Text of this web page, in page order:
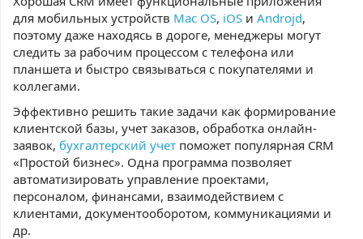
для мобильных устройств Mac OS, iOS и Androjd,
поэтому даже находясь в дороге, менеджеры могут
следить за рабочим процессом с телефона или
планшета и быстро связываться с покупателями и
коллегами.
Эффективно решить такие задачи как формирование
клиентской базы, учет заказов, обработка онлайн-
заявок, бухгалтерский учет поможет популярная CRM
«Простой бизнес». Одна программа позволяет
автоматизировать управление проектами,
персоналом, финансами, взаимодействием с
клиентами, документооборотом, коммуникациями и
др.